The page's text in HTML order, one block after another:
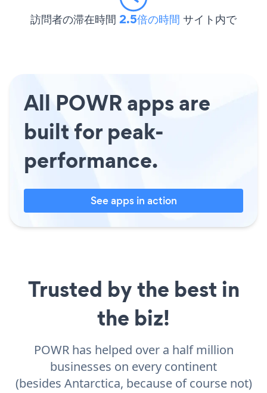
訪問者の滞在時間 2.5倍の時間 サイト内で
All POWR apps are
built for peak-
performance.
See apps in action
Trusted by the best in
the biz!
POWR has helped over a half million
businesses on every continent
(besides Antarctica, because of course not)